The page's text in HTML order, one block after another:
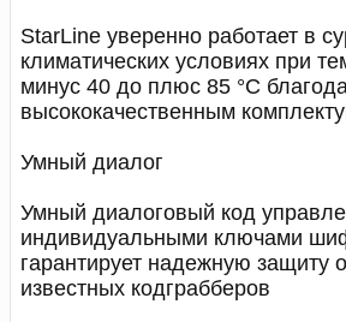
StarLine уверенно работает в
климатических условиях при
минус 40 до плюс 85 °С
высококачественным
Умный диалог
Умный диалоговый код
индивидуальными ключами
гарантирует надежную защиту
известных кодграбберов